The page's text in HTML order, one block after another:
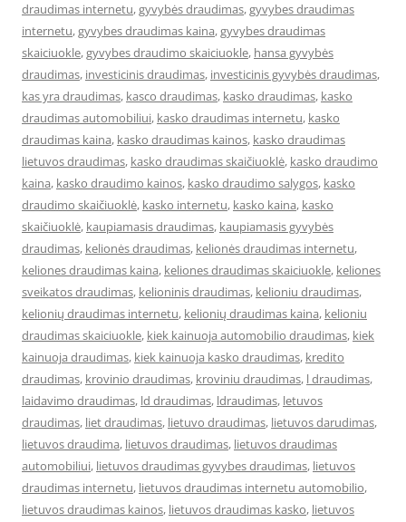
draudimas internetu,gyvybės draudimas,gyvybes draudimas
internetu,gyvybes draudimas kaina,gyvybes draudimas
skaiciuokle,gyvybes draudimo skaiciuokle, hansa gyvybės
draudimas, investicinis draudimas, investicinis gyvybės draudimas,
kas yra draudimas, kasco draudimas, kasko draudimas, kasko
draudimas automobiliui, kasko draudimas internetu, kasko
draudimas kaina, kasko draudimas kainos, kasko draudimas
lietuvos draudimas, kasko draudimas skaičiuoklė, kasko draudimo
kaina, kasko draudimo kainos, kasko draudimo salygos, kasko
draudimo skaičiuoklė, kasko internetu, kasko kaina, kasko
skaičiuoklė, kaupiamasis draudimas, kaupiamasis gyvybės
draudimas, kelionės draudimas, kelionės draudimas internetu,
keliones draudimas kaina, keliones draudimas skaiciuokle, keliones
sveikatos draudimas, kelioninis draudimas, kelioniu draudimas,
kelionių draudimas internetu, kelionių draudimas kaina, kelioniu
draudimas skaiciuokle, kiek kainuoja automobilio draudimas, kiek
kainuoja draudimas, kiek kainuoja kasko draudimas, kredito
draudimas, krovinio draudimas, kroviniu draudimas, l draudimas,
laidavimo draudimas, ld draudimas, ldraudimas, letuvos
draudimas, liet draudimas, lietuvo draudimas, lietuvos darudimas,
lietuvos draudima, lietuvos draudimas, lietuvos draudimas
automobiliui, lietuvos draudimas gyvybes draudimas, lietuvos
draudimas internetu, lietuvos draudimas internetu automobilio,
lietuvos draudimas kainos, lietuvos draudimas kasko, lietuvos